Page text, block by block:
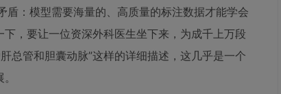
：模型需要海量的、高质量的标注数据才能学会
，要让一位资深外科医生坐下来，为成千上万段
总管和胆囊动脉”这样的详细描述，这几乎是一个